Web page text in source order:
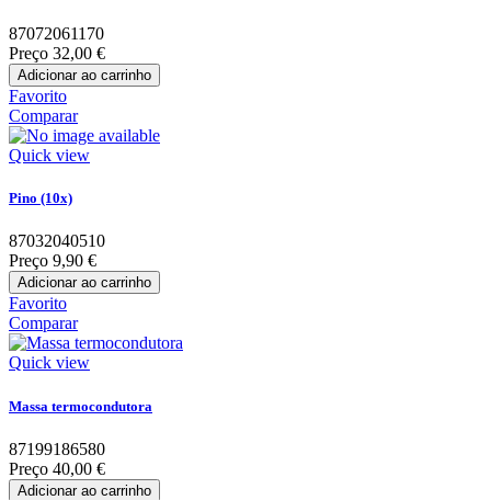
87072061170
Preço 32,00 €
Adicionar ao carrinho
Favorito
Comparar
Quick view
Pino (10x)
87032040510
Preço 9,90 €
Adicionar ao carrinho
Favorito
Comparar
Quick view
Massa termocondutora
87199186580
Preço 40,00 €
Adicionar ao carrinho